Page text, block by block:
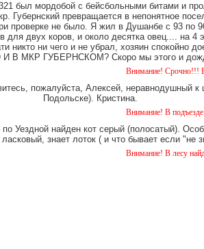
был мордобой с бейсбольными битами и
Губернский превращается в непонятное
проверке не было. Я жил в Душанбе с 93 по
для двух коров, и около десятка овец.... на
никто ни чего и не убрал, хозяин
ГУБЕРНСКОМ? Скоро мы этого и
Внимание! Срочно!!! Возле
пожалуйста, Алексей, неравнодушный
Подольске). Кристина.
Внимание! В подъезде по ул.
Уездной найден кот серый (полосатый).
знает лоток ( и что бывает если "не
Внимание! В лесу найден